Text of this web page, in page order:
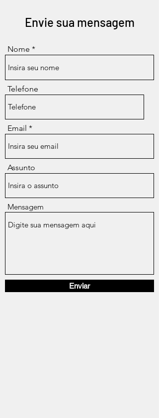
Envie sua mensagem
Nome
Telefone
Email
Assunto
Mensagem
Enviar